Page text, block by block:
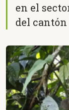
en el
del cantón